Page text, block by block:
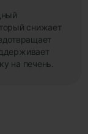
снижает
на печень.